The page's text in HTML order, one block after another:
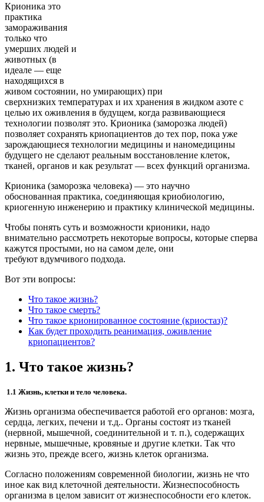
Крионика это
практика
замораживания
только что
умерших людей и
животных (в
идеале — еще
находящихся в
живом состоянии, но умирающих) при
сверхнизких температурах и их хранения в жидком азоте с
целью их оживления в будущем, когда развивающиеся
технологии позволят это. Крионика (заморозка людей)
позволяет сохранять криопациентов до тех пор, пока уже
зарождающиеся технологии медицины и наномедицины
будущего не сделают реальным восстановление клеток,
тканей, органов и как результат — всех функций организма.
Крионика (заморозка человека) — это научно
обоснованная практика, соединяющая криобиологию,
криогенную инженерию и практику клинической медицины.
Чтобы понять суть и возможности крионики, надо
внимательно рассмотреть некоторые вопросы, которые сперва
кажутcя простыми, но на самом деле, они
требуют вдумчивого подхода.
Вот эти вопросы:
Что такое жизнь?
Что такое смерть?
Что такое крионированное состояние (криостаз)?
Как будет проходить реанимация, оживление
криопациентов?
1. Что такое жизнь?
1.1 Жизнь, клетки и тело человека.
Жизнь организма обеспечивается работой его органов: мозга,
сердца, легких, печени и т.д.. Органы состоят из тканей
(нервной, мышечной, соединительной и т. п.), содержащих
нервные, мышечные, кровяные и другие клетки. Так что
жизнь это, прежде всего, жизнь клеток организма.
Согласно положениям современной биологии, жизнь не что
иное как вид клеточной деятельности. Жизнеспособность
организма в целом зависит от жизнеспособности его клеток.